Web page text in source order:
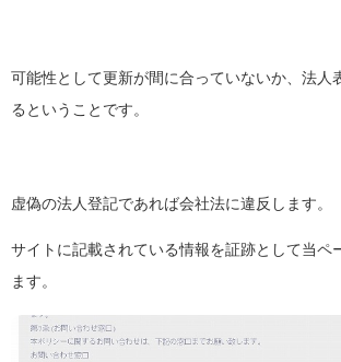
可能性として更新が間に合っていないか、法人
るということです。
虚偽の法人登記であれば会社法に違反します。
サイトに記載されている情報を証跡として当ペ
ます。